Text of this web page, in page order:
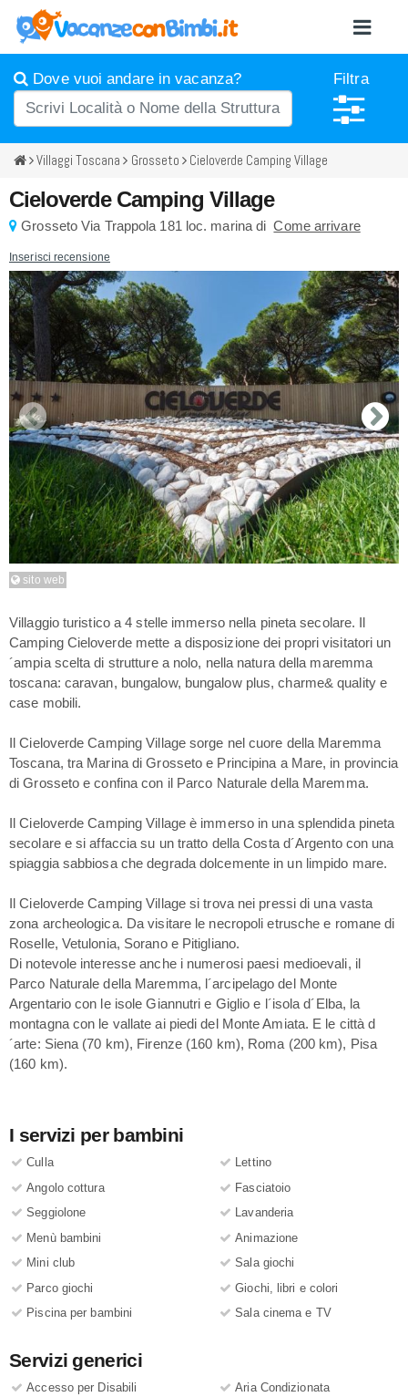
Dove vuoi andare in vacanza? Filtra
Villaggi Toscana Grosseto Cieloverde Camping Village
Cieloverde Camping Village
GrossetoVia Trappola 181 loc. marina diCome arrivare
Inserisci recensione
sito web
Villaggio turistico a 4 stelle immerso nella pineta secolare. Il
Camping Cieloverde mette a disposizione dei propri visitatori un
´ampia scelta di strutture a nolo, nella natura della maremma
toscana: caravan, bungalow, bungalow plus, charme& quality e
case mobili.
Il Cieloverde Camping Village sorge nel cuore della Maremma
Toscana, tra Marina di Grosseto e Principina a Mare, in provincia
di Grosseto e confina con il Parco Naturale della Maremma.
Il Cieloverde Camping Village è immerso in una splendida pineta
secolare e si affaccia su un tratto della Costa d´Argento con una
spiaggia sabbiosa che degrada dolcemente in un limpido mare.
Il Cieloverde Camping Village si trova nei pressi di una vasta
zona archeologica. Da visitare le necropoli etrusche e romane di
Roselle, Vetulonia, Sorano e Pitigliano.
Di notevole interesse anche i numerosi paesi medioevali, il
Parco Naturale della Maremma, l´arcipelago del Monte
Argentario con le isole Giannutri e Giglio e l´isola d´Elba, la
montagna con le vallate ai piedi del Monte Amiata. E le città d
´arte: Siena (70 km), Firenze (160 km), Roma (200 km), Pisa
(160 km).
I servizi per bambini
Culla
Lettino
Angolo cottura
Fasciatoio
Seggiolone
Lavanderia
Menù bambini
Animazione
Mini club
Sala giochi
Parco giochi
Giochi, libri e colori
Piscina per bambini
Sala cinema e TV
Servizi generici
Accesso per Disabili
Aria Condizionata